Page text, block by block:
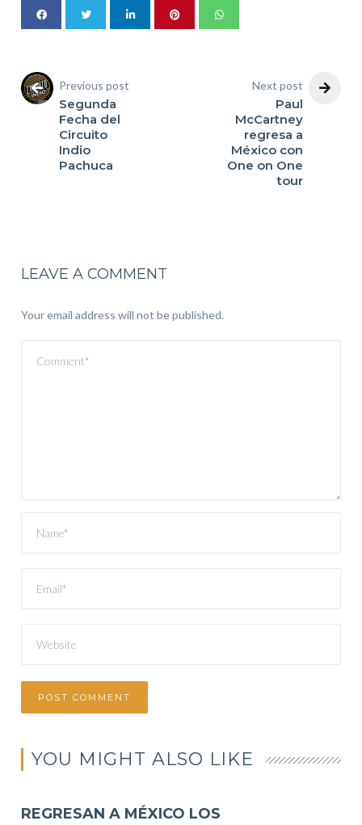
Previous post
Segunda
Fecha del
Circuito
Indio
Pachuca
Next post
Paul
McCartney
regresa a
México con
One on One
tour
LEAVE A COMMENT
Your email address will not be published.
YOU MIGHT ALSO LIKE
REGRESAN A MÉXICO LOS